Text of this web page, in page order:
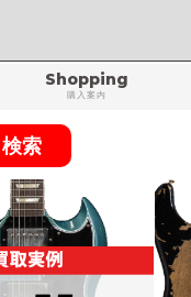
Shopping
購入案内